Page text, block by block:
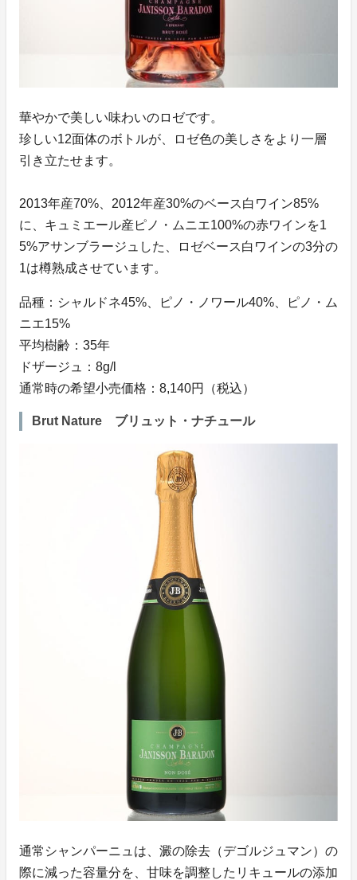
華やかで美しい味わいのロゼです。
珍しい12面体のボトルが、ロゼ色の美しさをより一層
引き立たせます。
2013年産70%、2012年産30%のベース白ワイン85%
に、キュミエール産ピノ・ムニエ100%の赤ワインを1
5%アサンブラージュした、ロゼベース白ワインの3分の
1は樽熟成させています。
品種：シャルドネ45%、ピノ・ノワール40%、ピノ・ム
ニエ15%
平均樹齢：35年
ドザージュ：8g/l
通常時の希望小売価格：8,140円（税込）
Brut Nature ブリュット・ナチュール
通常シャンパーニュは、澱の除去（デゴルジュマン）の
際に減った容量分を、甘味を調整したリキュールの添加